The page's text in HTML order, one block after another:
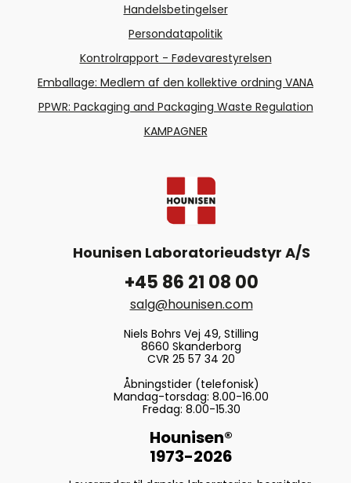
Handelsbetingelser
Persondatapolitik
Kontrolrapport - Fødevarestyrelsen
Emballage: Medlem af den kollektive ordning VANA
PPWR: Packaging and Packaging Waste Regulation
KAMPAGNER
Hounisen Laboratorieudstyr A/S
+45 86 21 08 00
salg@hounisen.com
Niels Bohrs Vej 49, Stilling
8660 Skanderborg
CVR 25 57 34 20
Åbningstider (telefonisk)
Mandag-torsdag: 8.00-16.00
Fredag: 8.00-15.30
Hounisen®
1973-2026